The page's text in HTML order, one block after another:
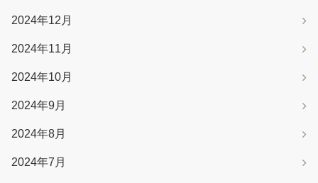
2024年12月
2024年11月
2024年10月
2024年9月
2024年8月
2024年7月